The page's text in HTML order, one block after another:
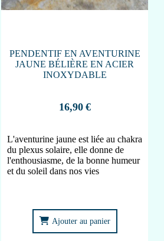
PENDENTIF EN AVENTURINE
JAUNE BÉLIÈRE EN ACIER
INOXYDABLE
16,90€
L'aventurine jaune est liée au chakra
du plexus solaire, elle donne de
l'enthousiasme, de la bonne humeur
et du soleil dans nos vies
Ajouter au panier